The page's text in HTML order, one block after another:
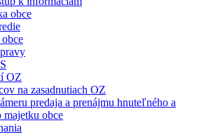
obce
OZ
na zasadnutiach OZ
predaja a prenájmu hnuteľného a
majetku obce